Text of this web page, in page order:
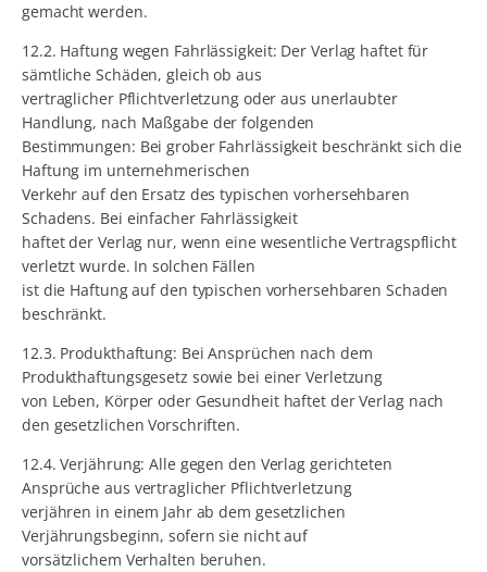
gemacht werden.
12.2. Haftung wegen Fahrlässigkeit: Der Verlag haftet für
sämtliche Schäden, gleich ob aus
vertraglicher Pflichtverletzung oder aus unerlaubter
Handlung, nach Maßgabe der folgenden
Bestimmungen: Bei grober Fahrlässigkeit beschränkt sich die
Haftung im unternehmerischen
Verkehr auf den Ersatz des typischen vorhersehbaren
Schadens. Bei einfacher Fahrlässigkeit
haftet der Verlag nur, wenn eine wesentliche Vertragspflicht
verletzt wurde. In solchen Fällen
ist die Haftung auf den typischen vorhersehbaren Schaden
beschränkt.
12.3. Produkthaftung: Bei Ansprüchen nach dem
Produkthaftungsgesetz sowie bei einer Verletzung
von Leben, Körper oder Gesundheit haftet der Verlag nach
den gesetzlichen Vorschriften.
12.4. Verjährung: Alle gegen den Verlag gerichteten
Ansprüche aus vertraglicher Pflichtverletzung
verjähren in einem Jahr ab dem gesetzlichen
Verjährungsbeginn, sofern sie nicht auf
vorsätzlichem Verhalten beruhen.